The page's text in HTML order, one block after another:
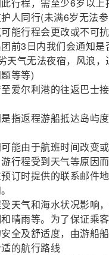
行程，需至少6岁以上
人同行(未满6岁无法
能行程会更改或不可
前3日内我们会通知是
天气无法夜宿，风浪
等等)
爱尔利港的往返巴士
指返程游船抵达岛屿
能由于航班时间改变
行程受到天气等原因
订时提供的联系邮件
天气和海水状况影响
晴雨等。为了保证乘
全及舒适度，由游船
的航行路线